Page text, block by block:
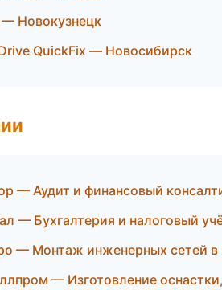
— Новокузнецк
QuickFix — Новосибирск
— Аудит и финансовый
— Бухгалтерия и налоговый
— Монтаж инженерных сетей в
— Изготовление